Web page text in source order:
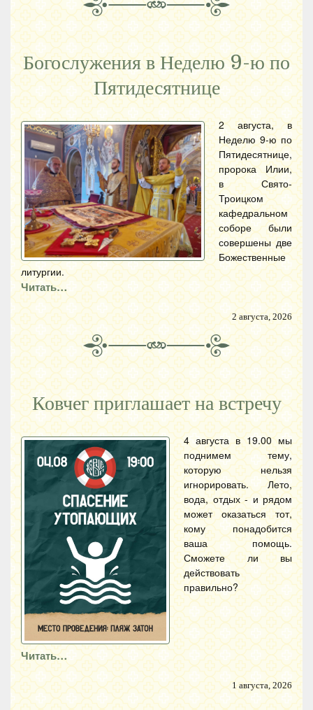
Богослужения в Неделю 9-ю по
Пятидесятнице
2 августа, в
Неделю 9-ю по
Пятидесятнице,
пророка Илии,
в Свято-
Троицком
кафедральном
соборе были
совершены две
Божественные
литургии.
Читать…
2 августа, 2026
Ковчег приглашает на встречу
4 августа в 19.00 мы
поднимем тему,
которую нельзя
игнорировать. Лето,
вода, отдых - и рядом
может оказаться тот,
кому понадобится
ваша помощь.
Сможете ли вы
действовать
правильно?
Читать…
1 августа, 2026